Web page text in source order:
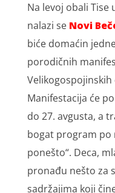
Na levoj obali Tise
nalazi se Novi
biće domaćin
porodičnih
Velikogospojinskih
Manifestacija će
do 27. avgusta, a
bogat program po
ponešto“. Deca,
pronađu nešto za
sadržajima koji